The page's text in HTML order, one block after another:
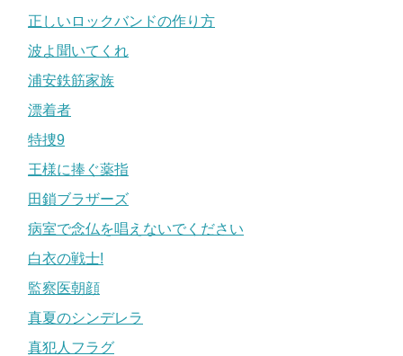
正しいロックバンドの作り方
波よ聞いてくれ
浦安鉄筋家族
漂着者
特捜9
王様に捧ぐ薬指
田鎖ブラザーズ
病室で念仏を唱えないでください
白衣の戦士!
監察医朝顔
真夏のシンデレラ
真犯人フラグ